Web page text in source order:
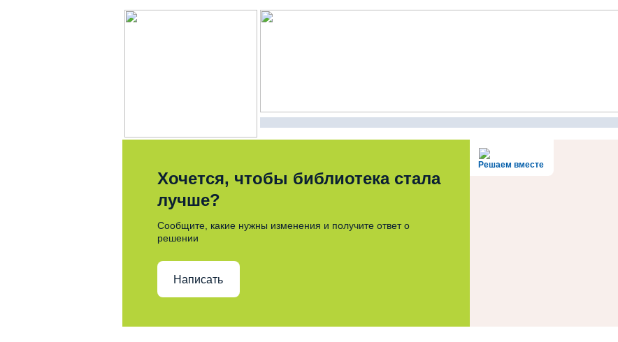
Решаем вместе
Хочется, чтобы библиотека стала
лучше?
Сообщите, какие нужны изменения и получите ответ о
решении
Написать